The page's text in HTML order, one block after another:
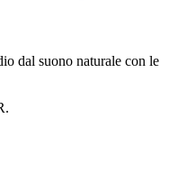
dal suono naturale con le